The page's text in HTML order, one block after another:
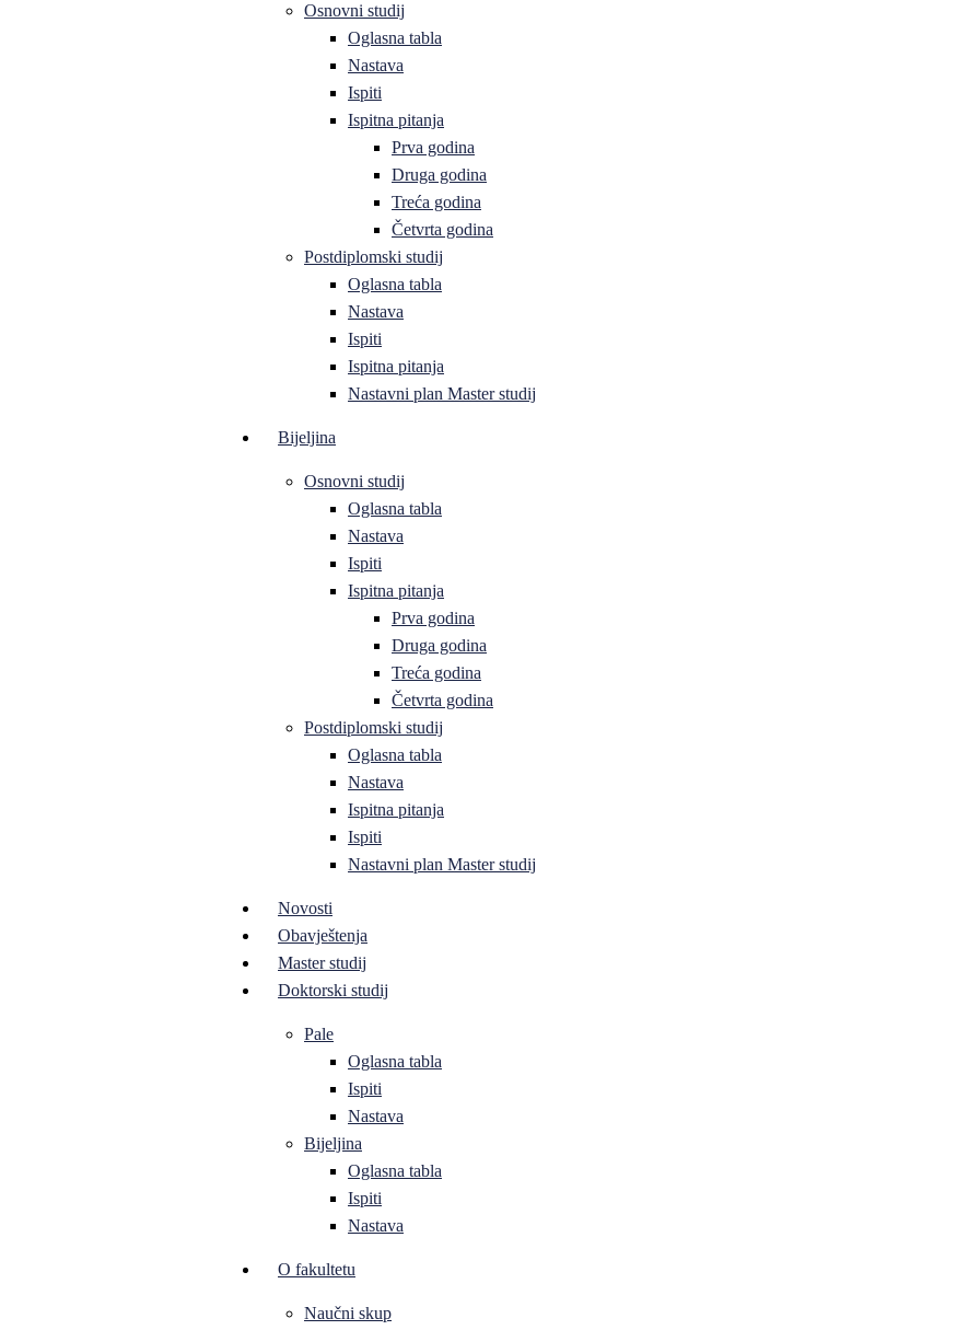
Osnovni studij
Oglasna tabla
Nastava
Ispiti
Ispitna pitanja
Prva godina
Druga godina
Treća godina
Četvrta godina
Postdiplomski studij
Oglasna tabla
Nastava
Ispiti
Ispitna pitanja
Nastavni plan Master studij
Bijeljina
Osnovni studij
Oglasna tabla
Nastava
Ispiti
Ispitna pitanja
Prva godina
Druga godina
Treća godina
Četvrta godina
Postdiplomski studij
Oglasna tabla
Nastava
Ispitna pitanja
Ispiti
Nastavni plan Master studij
Novosti
Obavještenja
Master studij
Doktorski studij
Pale
Oglasna tabla
Ispiti
Nastava
Bijeljina
Oglasna tabla
Ispiti
Nastava
O fakultetu
Naučni skup